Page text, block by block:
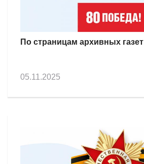
По страницам архивных газет
05.11.2025